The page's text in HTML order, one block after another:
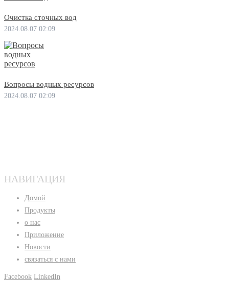
Очистка сточных вод
2024.08.07 02:09
Вопросы водных ресурсов
2024.08.07 02:09
НАВИГАЦИЯ
Домой
Продукты
о нас
Приложение
Новости
связаться с нами
Facebook LinkedIn